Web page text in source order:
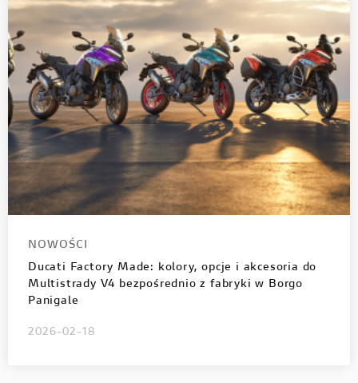
NOWOŚCI
Ducati Factory Made: kolory, opcje i akcesoria do
Multistrady V4 bezpośrednio z fabryki w Borgo
Panigale
2026-02-18